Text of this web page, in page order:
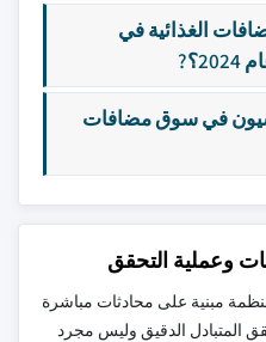
الغذائية في
في سوق مضافات
وعملية التحقق
مبنية على محادثات مباشرة
المتبادل الدقيق وليس مجرد